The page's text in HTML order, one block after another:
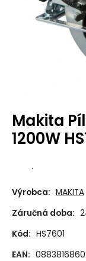
Makita
1200W
.
Výrobca: MAKITA
Záručná doba:
Kód: HS7601
EAN: